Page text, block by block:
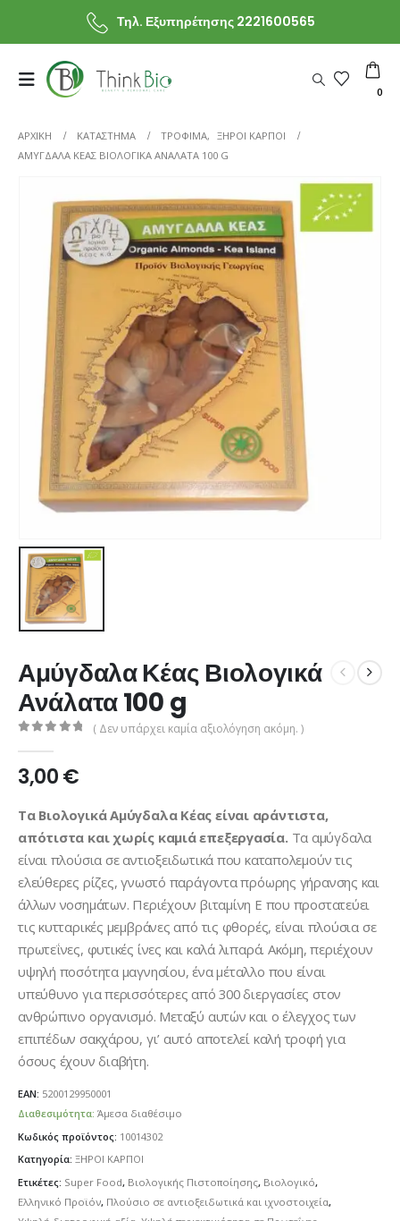
Τηλ. Εξυπηρέτησης 2221600565
0
ΑΡΧΙΚΗ ΚΑΤΆΣΤΗΜΑ ΤΡΟΦΙΜΑ, ΞΗΡΟΙ ΚΑΡΠΟΙ
ΑΜΎΓΔΑΛΑ ΚΈΑΣ ΒΙΟΛΟΓΙΚΆ ΑΝΆΛΑΤΑ 100 G
Αμύγδαλα Κέας Βιολογικά
Ανάλατα 100 g
( Δεν υπάρχει καμία αξιολόγηση ακόμη. )
3,00€
Τα Βιολογικά Αμύγδαλα Κέας είναι αράντιστα,
απότιστα και χωρίς καμιά επεξεργασία. Τα αμύγδαλα
είναι πλούσια σε αντιοξειδωτικά που καταπολεμούν τις
ελεύθερες ρίζες, γνωστό παράγοντα πρόωρης γήρανσης και
άλλων νοσημάτων. Περιέχουν βιταμίνη Ε που προστατεύει
τις κυτταρικές μεμβράνες από τις φθορές, είναι πλούσια σε
πρωτεΐνες, φυτικές ίνες και καλά λιπαρά. Ακόμη, περιέχουν
υψηλή ποσότητα μαγνησίου, ένα μέταλλο που είναι
υπεύθυνο για περισσότερες από 300 διεργασίες στον
ανθρώπινο οργανισμό. Μεταξύ αυτών και ο έλεγχος των
επιπέδων σακχάρου, γι’ αυτό αποτελεί καλή τροφή για
όσους έχουν διαβήτη.
EAN: 5200129950001
Διαθεσιμότητα: Άμεσα διαθέσιμο
Κωδικός προϊόντος: 10014302
Κατηγορία: ΞΗΡΟΙ ΚΑΡΠΟΙ
Ετικέτες: Super Food, Βιολογικής Πιστοποίησης, Βιολογικό,
Ελληνικό Προϊόν, Πλούσιο σε αντιοξειδωτικά και ιχνοστοιχεία,